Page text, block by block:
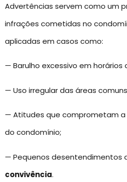
Advertências servem como um
infrações cometidas no
aplicadas em casos como:
— Barulho excessivo em horários
— Uso irregular das áreas
— Atitudes que comprometam a
do condomínio;
— Pequenos desentendimentos
convivência.